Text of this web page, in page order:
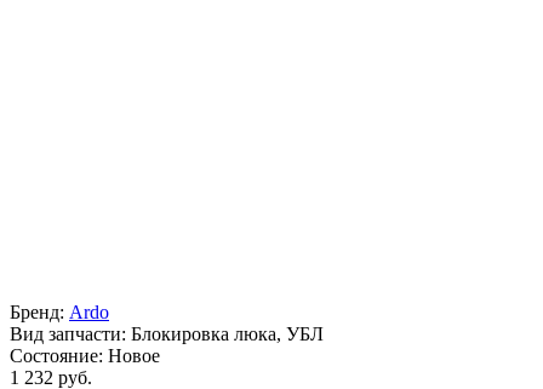
Бренд: Ardo
Вид запчасти: Блокировка люка, УБЛ
Состояние: Новое
1 232 руб.